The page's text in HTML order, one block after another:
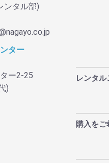
ンタル部)
ター
ー2-25
)
レンタル
購入をご